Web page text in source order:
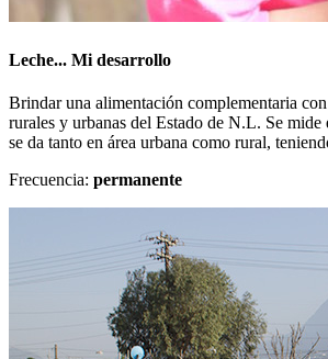
Leche... Mi desarrollo
Brindar una alimentación complementaria
rurales y urbanas del Estado de N.L. Se
se da tanto en área urbana como rural,
Frecuencia: permanente